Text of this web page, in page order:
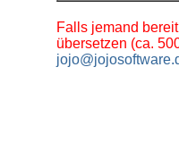
Falls jemand
übersetzen (ca.